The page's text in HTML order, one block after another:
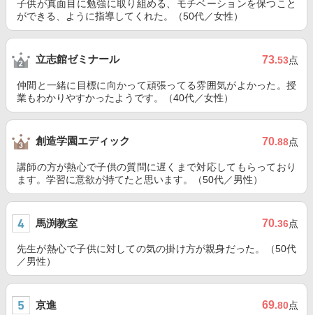
子供が真面目に勉強に取り組める、モチベーションを保つこと
ができる、ように指導してくれた。（50代／女性）
立志館ゼミナール 73.53点
仲間と一緒に目標に向かって頑張ってる雰囲気がよかった。授
業もわかりやすかったようです。（40代／女性）
創造学園エディック 70.88点
講師の方が熱心で子供の質問に遅くまで対応してもらっており
ます。学習に意欲が持てたと思います。（50代／男性）
馬渕教室 70.36点
先生が熱心で子供に対しての気の掛け方が親身だった。（50代
／男性）
京進 69.80点